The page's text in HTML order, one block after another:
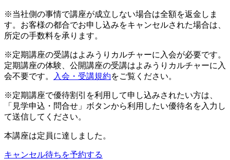
※当社側の事情で講座が成立しない場合は全額を返金しま
す。お客様の都合でお申し込みをキャンセルされた場合は、
所定の手数料を承ります。
※定期講座の受講はよみうりカルチャーに入会が必要です。
定期講座の体験、公開講座の受講はよみうりカルチャーに入
会不要です。
入会・受講規約をご覧ください。
※定期講座で優待割引を利用して申し込みされたい方は、
「見学申込・問合せ」ボタンから利用したい優待名を入力し
て送信してください。
本講座は定員に達しました。
キャンセル待ちを予約する